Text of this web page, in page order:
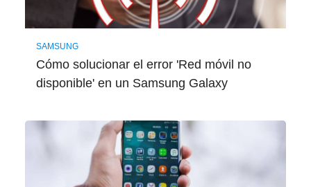
SAMSUNG
Cómo solucionar el error 'Red móvil no
disponible' en un Samsung Galaxy